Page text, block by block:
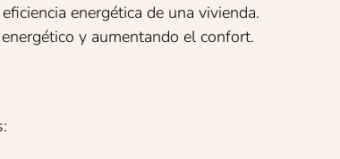
energética de una vivienda.
y aumentando el confort.